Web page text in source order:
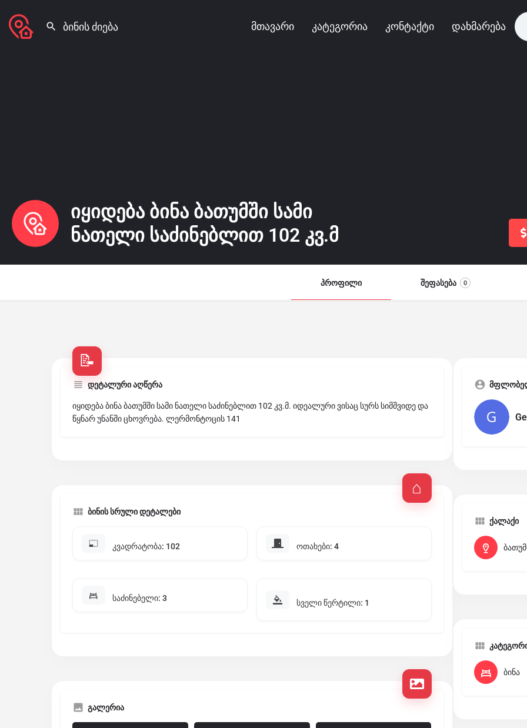
მთავარი კატეგორია კონტაქტი დახმარება
იყიდება ბინა ბათუმში სამი
ნათელი საძინებლით 102 კვ.მ
პროფილი შეფასება 0
დეტალური აღწერა
იყიდება ბინა ბათუმში სამი ნათელი საძინებლით 102 კვ.მ. იდეალური ვისაც სურს სიმშვიდე და
წყნარ უნანში ცხოვრება. ლერმონტოცის 141
ბინის სრული დეტალები
კვადრატობა: 102 ოთახები: 4
საძინებელი: 3 სველი წერტილი: 1
გალერია
ქალაქი
ბინა